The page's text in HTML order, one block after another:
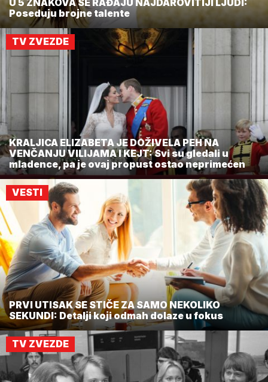
U 5 ZNAKOVA SE RAĐAJU NAJDAROVITIJI LJUDI:
Poseduju brojne talente
TV ZVEZDE
KRALJICA ELIZABETA JE DOŽIVELA PEH NA
VENČANJU VILIJAMA I KEJT: Svi su gledali u
mladence, pa je ovaj propust ostao neprimećen
VESTI
PRVI UTISAK SE STIČE ZA SAMO NEKOLIKO
SEKUNDI: Detalji koji odmah dolaze u fokus
TV ZVEZDE